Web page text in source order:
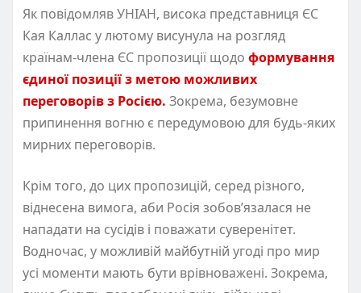
Як повідомляв УНІАН, висока представниця ЄС
Кая Каллас у лютому висунула на розгляд
країнам-члена ЄС пропозиції щодо формування
єдиної позиції з метою можливих
переговорів з Росією. Зокрема, безумовне
припинення вогню є передумовою для будь-яких
мирних переговорів.
Крім того, до цих пропозицій, серед різного,
віднесена вимога, аби Росія зобов’язалася не
нападати на сусідів і поважати суверенітет.
Водночас, у можливій майбутній угоді про мир
усі моменти мають бути врівноважені. Зокрема,